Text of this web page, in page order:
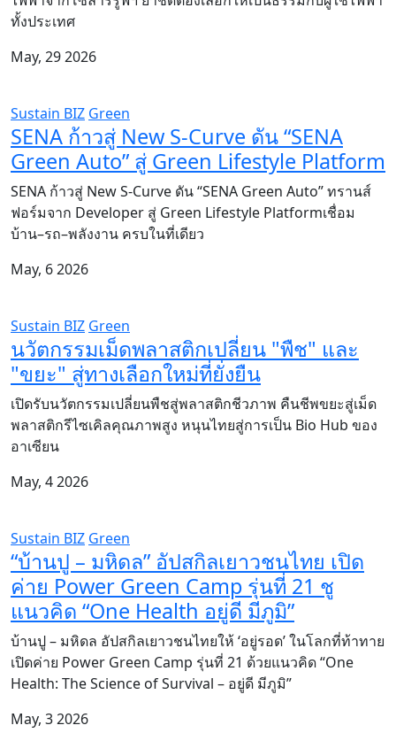
ทั้งประเทศ
May, 29 2026
Sustain BIZ Green
SENA ก้าวสู่ New S-Curve ดัน “SENA
Green Auto” สู่ Green Lifestyle Platform
SENA ก้าวสู่ New S-Curve ดัน “SENA Green Auto” ทรานส์
ฟอร์มจาก Developer สู่ Green Lifestyle Platformเชื่อม
บ้าน–รถ–พลังงาน ครบในที่เดียว
May, 6 2026
Sustain BIZ Green
นวัตกรรมเม็ดพลาสติกเปลี่ยน "พืช" และ
"ขยะ" สู่ทางเลือกใหม่ที่ยั่งยืน
เปิดรับนวัตกรรมเปลี่ยนพืชสู่พลาสติกชีวภาพ คืนชีพขยะสู่เม็ด
พลาสติกรีไซเคิลคุณภาพสูง หนุนไทยสู่การเป็น Bio Hub ของ
อาเซียน
May, 4 2026
Sustain BIZ Green
“บ้านปู – มหิดล” อัปสกิลเยาวชนไทย เปิด
ค่าย Power Green Camp รุ่นที่ 21 ชู
แนวคิด “One Health อยู่ดี มีภูมิ”
บ้านปู – มหิดล อัปสกิลเยาวชนไทยให้ ‘อยู่รอด’ ในโลกที่ท้าทาย
เปิดค่าย Power Green Camp รุ่นที่ 21 ด้วยแนวคิด “One
Health: The Science of Survival – อยู่ดี มีภูมิ”
May, 3 2026